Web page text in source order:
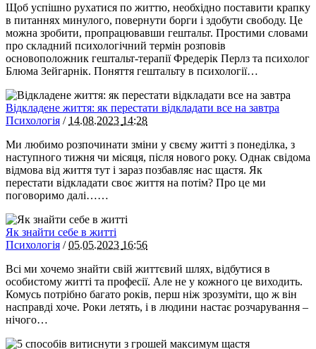
Щоб успішно рухатися по життю, необхідно поставити крапку
в питаннях минулого, повернути борги і здобути свободу. Це
можна зробити, пропрацювавши гештальт. Простими словами
про складний психологічний термін розповів
основоположник гештальт-терапії Фредерік Перлз та психолог
Блюма Зейгарнік. Поняття гештальту в психології…
Відкладене життя: як перестати відкладати все на завтра
Психологія / 14.08.2023 14:28
Ми любимо розпочинати зміни у свєму житті з понеділка, з
наступного тижня чи місяця, після нового року. Однак свідома
відмова від життя тут і зараз позбавляє нас щастя. Як
перестати відкладати своє життя на потім? Про це ми
поговоримо далі……
Як знайти себе в житті
Психологія /05.05.2023 16:56
Всі ми хочемо знайти свій життєвий шлях, відбутися в
особистому житті та професії. Але не у кожного це виходить.
Комусь потрібно багато років, перш ніж зрозуміти, що ж він
насправді хоче. Роки летять, і в людини настає розчарування –
нічого…